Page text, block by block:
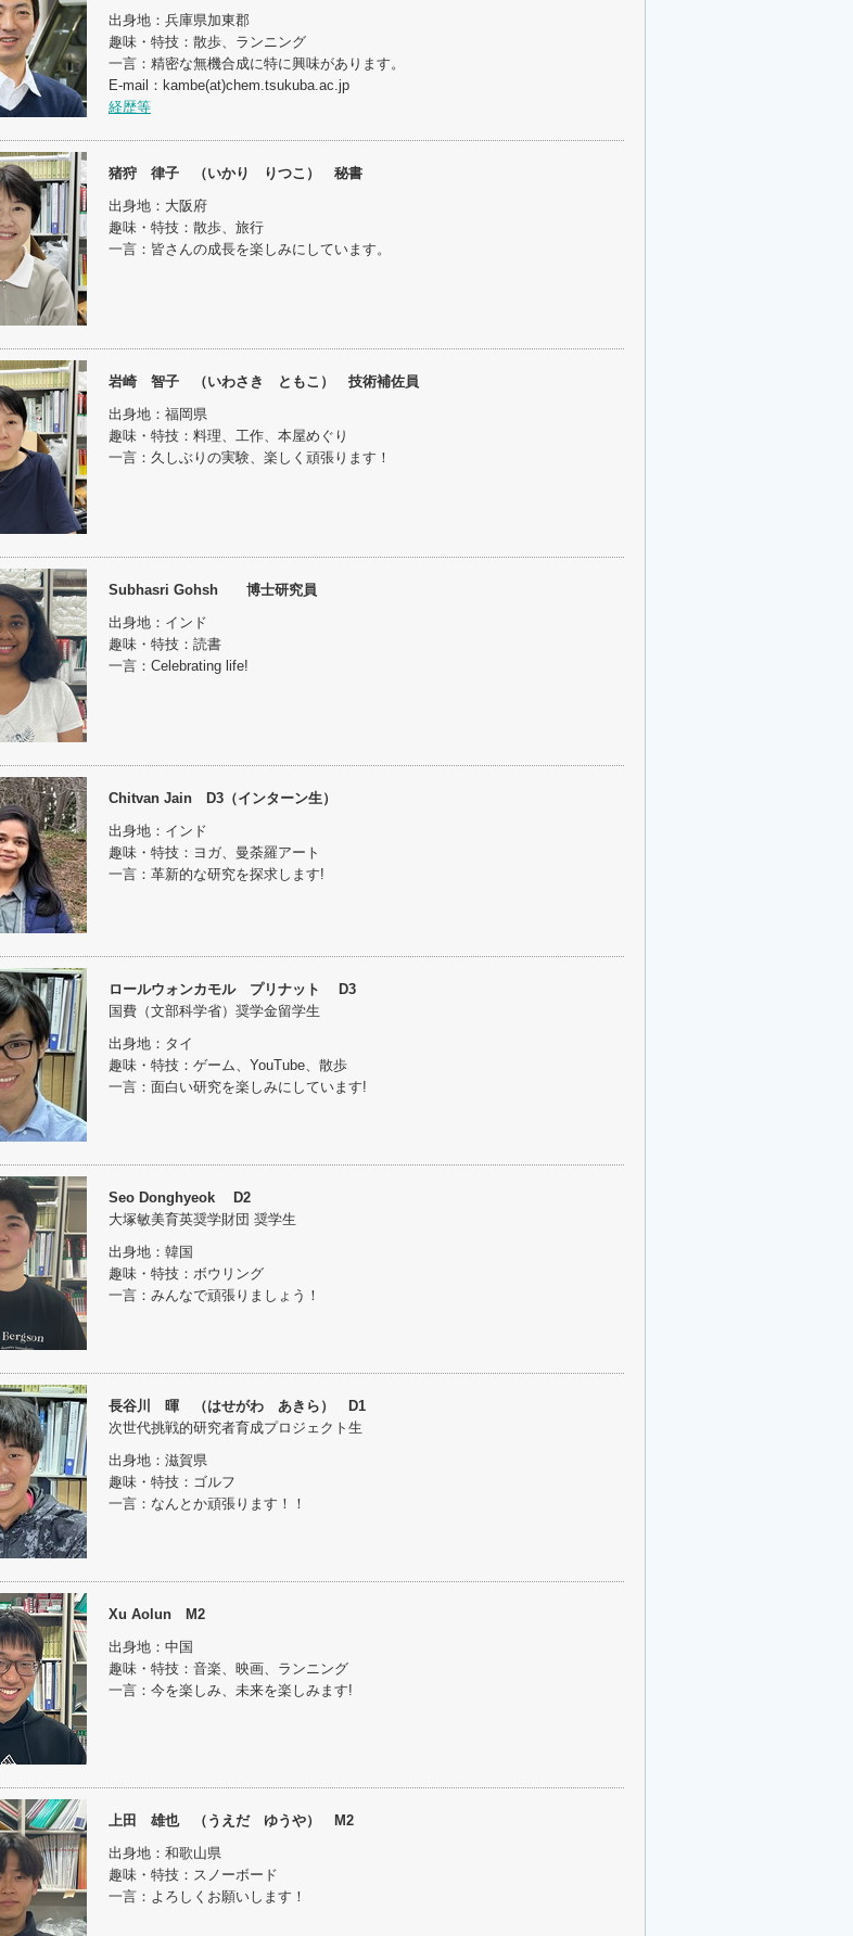
出身地：兵庫県加東郡
趣味・特技：散歩、ランニング
一言：精密な無機合成に特に興味があります。
E-mail：kambe(at)chem.tsukuba.ac.jp
経歴等
猪狩 律子 （いかり りつこ） 秘書
出身地：大阪府
趣味・特技：散歩、旅行
一言：皆さんの成長を楽しみにしています。
岩崎 智子 （いわさき ともこ） 技術補佐員
出身地：福岡県
趣味・特技：料理、工作、本屋めぐり
一言：久しぶりの実験、楽しく頑張ります！
Subhasri Gohsh 博士研究員
出身地：インド
趣味・特技：読書
一言：Celebrating life!
Chitvan Jain D3（インターン生）
出身地：インド
趣味・特技：ヨガ、曼荼羅アート
一言：革新的な研究を探求します!
ロールウォンカモル プリナット D3
国費（文部科学省）奨学金留学生
出身地：タイ
趣味・特技：ゲーム、YouTube、散歩
一言：面白い研究を楽しみにしています!
Seo Donghyeok D2
大塚敏美育英奨学財団 奨学生
出身地：韓国
趣味・特技：ボウリング
一言：みんなで頑張りましょう！
長谷川 暉 （はせがわ あきら） D1
次世代挑戦的研究者育成プロジェクト生
出身地：滋賀県
趣味・特技：ゴルフ
一言：なんとか頑張ります！！
Xu Aolun M2
出身地：中国
趣味・特技：音楽、映画、ランニング
一言：今を楽しみ、未来を楽しみます!
上田 雄也 （うえだ ゆうや） M2
出身地：和歌山県
趣味・特技：スノーボード
一言：よろしくお願いします！